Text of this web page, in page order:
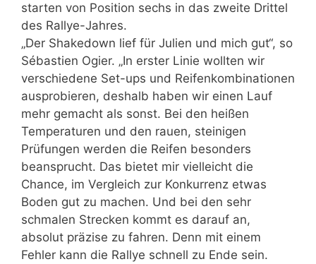
starten von Position sechs in das zweite Drittel
des Rallye-Jahres.
„Der Shakedown lief für Julien und mich gut“, so
Sébastien Ogier. „In erster Linie wollten wir
verschiedene Set-ups und Reifenkombinationen
ausprobieren, deshalb haben wir einen Lauf
mehr gemacht als sonst. Bei den heißen
Temperaturen und den rauen, steinigen
Prüfungen werden die Reifen besonders
beansprucht. Das bietet mir vielleicht die
Chance, im Vergleich zur Konkurrenz etwas
Boden gut zu machen. Und bei den sehr
schmalen Strecken kommt es darauf an,
absolut präzise zu fahren. Denn mit einem
Fehler kann die Rallye schnell zu Ende sein.